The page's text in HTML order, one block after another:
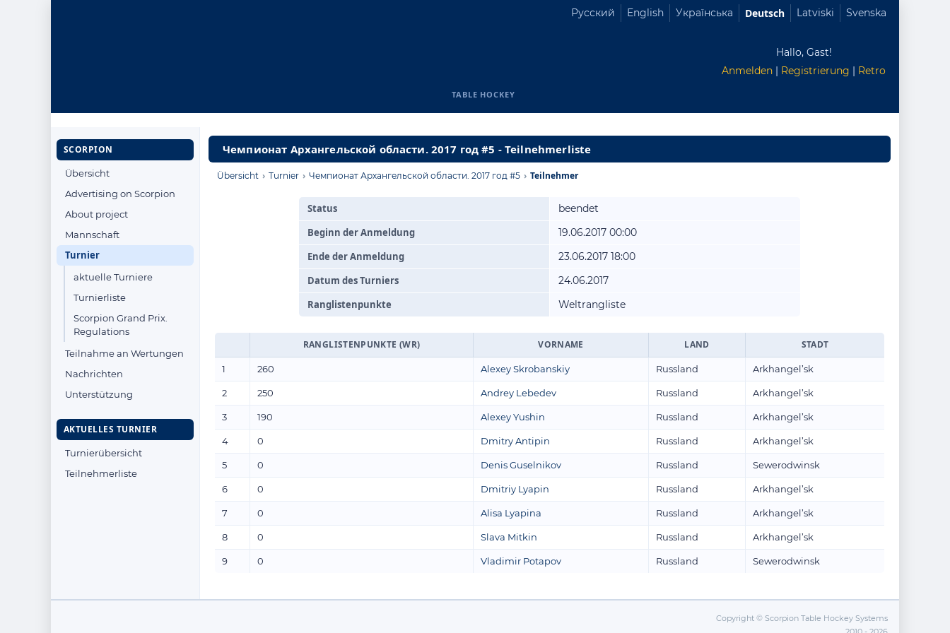
Русский English Українська Deutsch Latviski Svenska
Hallo, Gast!
Anmelden | Registrierung | Retro
TABLE HOCKEY
SCORPION
Übersicht
Advertising on Scorpion
About project
Mannschaft
Turnier
aktuelle Turniere
Turnierliste
Scorpion Grand Prix.
Regulations
Teilnahme an Wertungen
Nachrichten
Unterstützung
AKTUELLES TURNIER
Turnierübersicht
Teilnehmerliste
Чемпионат Архангельской области. 2017 год #5 - Teilnehmerliste
Übersicht › Turnier › Чемпионат Архангельской области. 2017 год #5 › Teilnehmer
Status
beendet
Beginn der Anmeldung
19.06.2017 00:00
Ende der Anmeldung
23.06.2017 18:00
Datum des Turniers
24.06.2017
Ranglistenpunkte
Weltrangliste
RANGLISTENPUNKTE (WR) VORNAME LAND STADT
1 260 Alexey Skrobanskiy Russland Arkhangel’sk
2 250 Andrey Lebedev Russland Arkhangel’sk
3 190 Alexey Yushin Russland Arkhangel’sk
4 0 Dmitry Antipin Russland Arkhangel’sk
5 0 Denis Guselnikov Russland Sewerodwinsk
6 0 Dmitriy Lyapin Russland Arkhangel’sk
7 0 Alisa Lyapina Russland Arkhangel’sk
8 0 Slava Mitkin Russland Arkhangel’sk
9 0 Vladimir Potapov Russland Sewerodwinsk
Copyright © Scorpion Table Hockey Systems